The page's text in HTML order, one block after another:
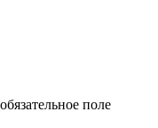
обязательное поле